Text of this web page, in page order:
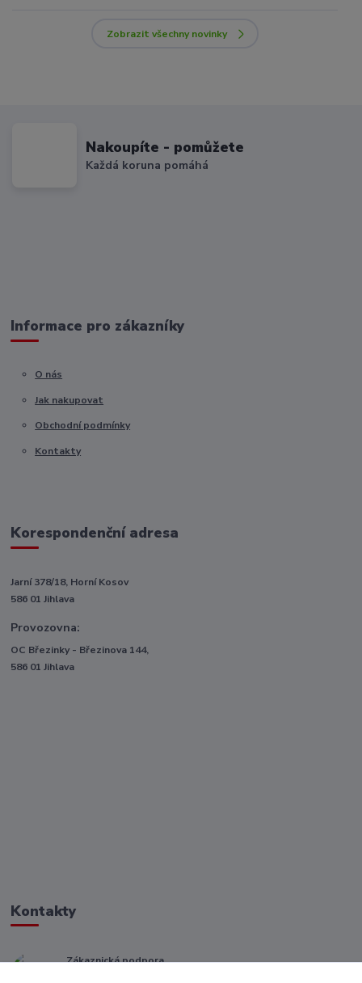
Zobrazit všechny novinky
Nakoupíte - pomůžete
Každá koruna pomáhá
Informace pro zákazníky
O nás
Jak nakupovat
Obchodní podmínky
Kontakty
Korespondenční adresa
Jarní 378/18, Horní Kosov
586 01 Jihlava
Provozovna:
OC Březinky - Březinova 144,
586 01 Jihlava
Kontakty
Zákaznická podpora